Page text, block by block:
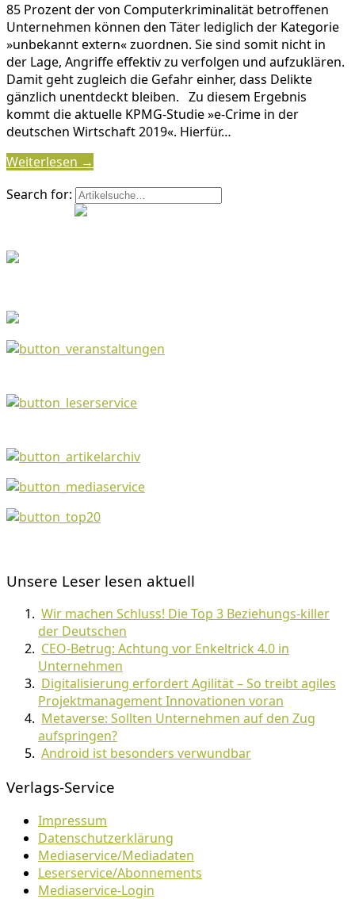
85 Prozent der von Computerkriminalität betroffenen
Unternehmen können den Täter lediglich der Kategorie
»unbekannt extern« zuordnen. Sie sind somit nicht in
der Lage, Angriffe effektiv zu verfolgen und aufzuklären.
Damit geht zugleich die Gefahr einher, dass Delikte
gänzlich unentdeckt bleiben. Zu diesem Ergebnis
kommt die aktuelle KPMG-Studie »e-Crime in der
deutschen Wirtschaft 2019«. Hierfür…
Weiterlesen →
Search for:
Unsere Leser lesen aktuell
Wir machen Schluss! Die Top 3 Beziehungs-killer
der Deutschen
CEO-Betrug: Achtung vor Enkeltrick 4.0 in
Unternehmen
Digitalisierung erfordert Agilität – So treibt agiles
Projektmanagement Innovationen voran
Metaverse: Sollten Unternehmen auf den Zug
aufspringen?
Android ist besonders verwundbar
Verlags-Service
Impressum
Datenschutzerklärung
Mediaservice/Mediadaten
Leserservice/Abonnements
Mediaservice-Login